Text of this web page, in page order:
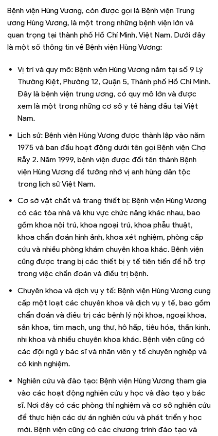
Bệnh viện Hùng Vương, còn được gọi là Bệnh viện Trung
ương Hùng Vương, là một trong những bệnh viện lớn và
quan trọng tại thành phố Hồ Chí Minh, Việt Nam. Dưới đây
là một số thông tin về Bệnh viện Hùng Vương:
Vị trí và quy mô: Bệnh viện Hùng Vương nằm tạisố 9 Lý
Thường Kiệt, Phường 12, Quận 5, Thành phố Hồ Chí Minh.
Đây là bệnh viện trung ương, có quy mô lớn và được
xem là một trong những cơ sở y tế hàng đầu tại Việt
Nam.
Lịch sử: Bệnh viện Hùng Vương được thành lập vào năm
1975 và ban đầu hoạt động dưới tên gọi Bệnh viện Chợ
Rẫy 2. Năm 1999, bệnh viện được đổi tên thành Bệnh
viện Hùng Vương để tưởng nhớ vị anh hùng dân tộc
trong lịch sử Việt Nam.
Cơ sở vật chất và trang thiết bị: Bệnh viện Hùng Vương
có các tòa nhà và khu vực chức năng khác nhau, bao
gồm khoa nội trú, khoa ngoại trú, khoa phẫu thuật,
khoa chẩn đoán hình ảnh, khoa xét nghiệm, phòng cấp
cứu và nhiều phòng khám chuyên khoa khác. Bệnh viện
cũng được trang bị các thiết bị y tế tiên tiến để hỗ trợ
trong việc chẩn đoán và điều trị bệnh.
Chuyên khoa và dịch vụ y tế: Bệnh viện Hùng Vương cung
cấp một loạt các chuyên khoa và dịch vụ y tế, bao gồm
chẩn đoán và điều trị các bệnh lý nội khoa, ngoại khoa,
sản khoa, tim mạch, ung thư, hô hấp, tiêu hóa, thần kinh,
nhi khoa và nhiều chuyên khoa khác. Bệnh viện cũng có
các đội ngũ y bác sĩ và nhân viên y tế chuyên nghiệp và
có kinh nghiệm.
Nghiên cứu và đào tạo: Bệnh viện Hùng Vương tham gia
vào các hoạt động nghiên cứu y học và đào tạo y bác
sĩ. Nơi đây có các phòng thí nghiệm và cơ sở nghiên cứu
để thực hiện các dự án nghiên cứu và phát triển y học
mới. Bệnh viện cũng có các chương trình đào tạo và